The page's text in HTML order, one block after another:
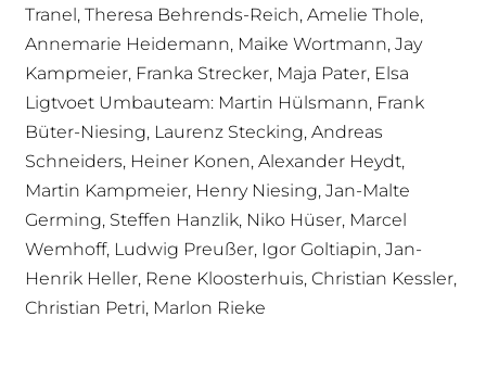
Tranel, Theresa Behrends-Reich, Amelie Thole,
Annemarie Heidemann, Maike Wortmann, Jay
Kampmeier, Franka Strecker, Maja Pater, Elsa
Ligtvoet Umbauteam: Martin Hülsmann, Frank
Büter-Niesing, Laurenz Stecking, Andreas
Schneiders, Heiner Konen, Alexander Heydt,
Martin Kampmeier, Henry Niesing, Jan-Malte
Germing, Steffen Hanzlik, Niko Hüser, Marcel
Wemhoff, Ludwig Preußer, Igor Goltiapin, Jan-
Henrik Heller, Rene Kloosterhuis, Christian Kessler,
Christian Petri, Marlon Rieke